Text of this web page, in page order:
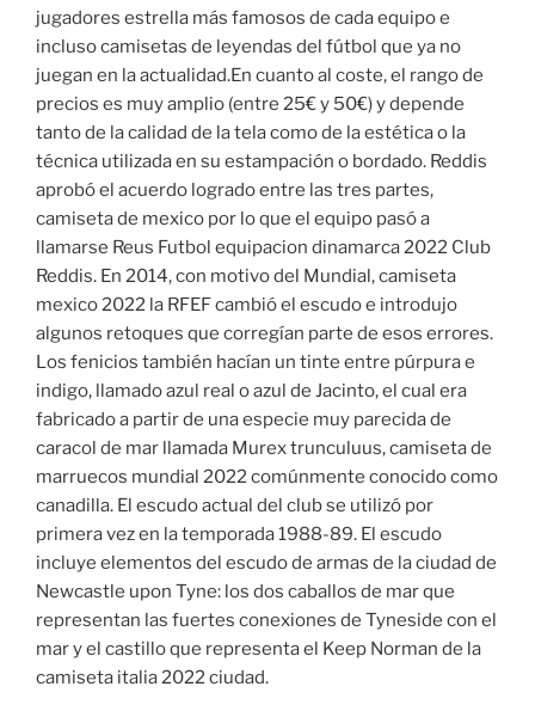
jugadores estrella más famosos de cada equipo e
incluso camisetas de leyendas del fútbol que ya no
juegan en la actualidad.En cuanto al coste, el rango de
precios es muy amplio (entre 25€ y 50€) y depende
tanto de la calidad de la tela como de la estética o la
técnica utilizada en su estampación o bordado. Reddis
aprobó el acuerdo logrado entre las tres partes,
camiseta de mexico por lo que el equipo pasó a
llamarse Reus Futbol equipacion dinamarca 2022 Club
Reddis. En 2014, con motivo del Mundial, camiseta
mexico 2022 la RFEF cambió el escudo e introdujo
algunos retoques que corregían parte de esos errores.
Los fenicios también hacían un tinte entre púrpura e
indigo, llamado azul real o azul de Jacinto, el cual era
fabricado a partir de una especie muy parecida de
caracol de mar llamada Murex trunculuus, camiseta de
marruecos mundial 2022 comúnmente conocido como
canadilla. El escudo actual del club se utilizó por
primera vez en la temporada 1988-89. El escudo
incluye elementos del escudo de armas de la ciudad de
Newcastle upon Tyne: los dos caballos de mar que
representan las fuertes conexiones de Tyneside con el
mar y el castillo que representa el Keep Norman de la
camiseta italia 2022 ciudad.